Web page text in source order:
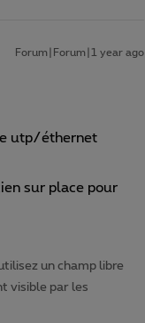
Forum|Forum|1 year ago
utp/éthernet
sur place pour
un champ libre
visible par les